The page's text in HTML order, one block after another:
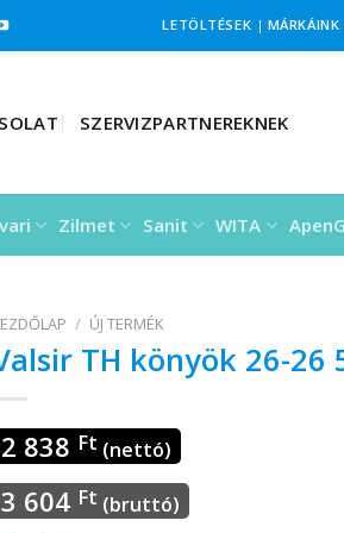
LETÖLTÉSEK | MÁRKÁINK
SZERVIZPARTNEREKNEK
Zilmet Sanit WITA
/ ÚJ TERMÉK
TH könyök 26-
2 838 Ft (nettó)
3 604 Ft (bruttó)